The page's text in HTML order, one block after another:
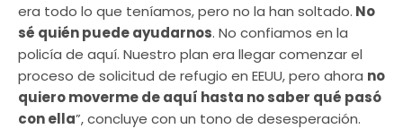
era todo lo que teníamos, pero no la han soltado. No
sé quién puede ayudarnos. No confiamos en la
policía de aquí. Nuestro plan era llegar comenzar el
proceso de solicitud de refugio en EEUU, pero ahora no
quiero moverme de aquí hasta no saber qué pasó
con ella”, concluye con un tono de desesperación.